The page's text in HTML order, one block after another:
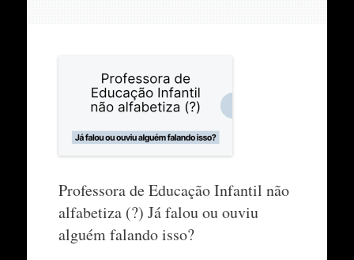
Professora de Educação Infantil não
alfabetiza (?) Já falou ou ouviu
alguém falando isso?